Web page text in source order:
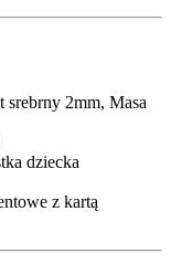
2mm, Masa
dziecka
z kartą